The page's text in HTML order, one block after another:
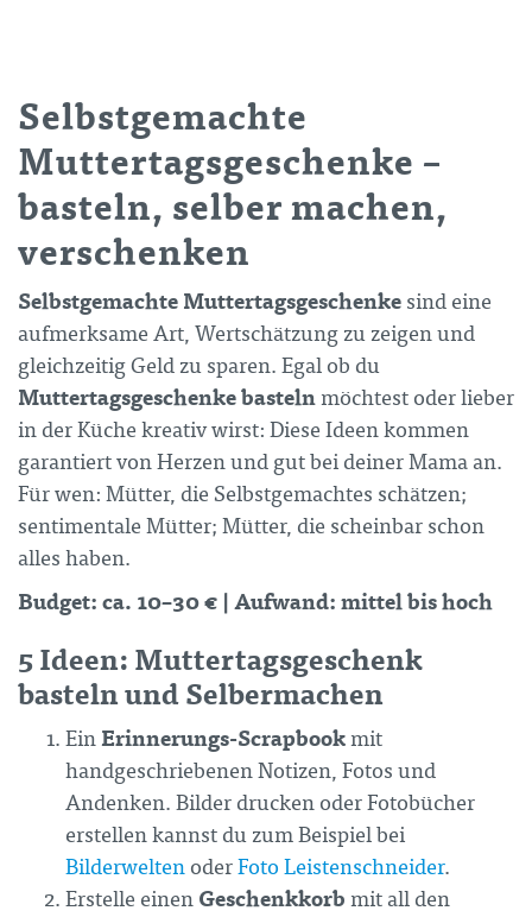
Selbstgemachte
Muttertagsgeschenke –
basteln, selber machen,
verschenken
Selbstgemachte Muttertagsgeschenke sind eine
aufmerksame Art, Wertschätzung zu zeigen und
gleichzeitig Geld zu sparen. Egal ob du
Muttertagsgeschenke bastelnmöchtest oder lieber
in der Küche kreativ wirst: Diese Ideen kommen
garantiert von Herzen und gut bei deiner Mama an.
Für wen: Mütter, die Selbstgemachtes schätzen;
sentimentale Mütter; Mütter, die scheinbar schon
alles haben.
Budget: ca. 10–30 € | Aufwand: mittel bis hoch
5 Ideen: Muttertagsgeschenk
basteln und Selbermachen
EinErinnerungs-Scrapbookmit
handgeschriebenen Notizen, Fotos und
Andenken. Bilder drucken oder Fotobücher
erstellen kannst du zum Beispiel bei
Bilderwelten oderFoto Leistenschneider.
Erstelle einen Geschenkkorb mit all den